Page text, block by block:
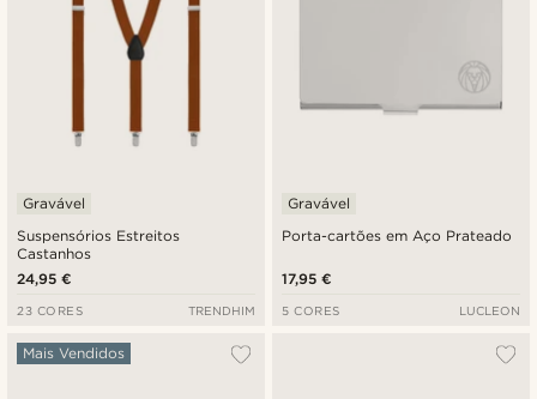
Suspensórios Estreitos
Castanhos
Gravável
24,95 €
23 CORES TRENDHIM
Porta-cartões em Aço Prateado
Gravável
17,95 €
5 CORES LUCLEON
Mais Vendidos